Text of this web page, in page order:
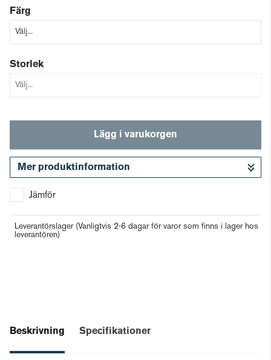
Färg
Storlek
Lägg i varukorgen
Mer produktinformation
Jämför
Leverantörslager (Vanligtvis 2-6 dagar för varor som finns i lager hos
leverantören)
Beskrivning Specifikationer